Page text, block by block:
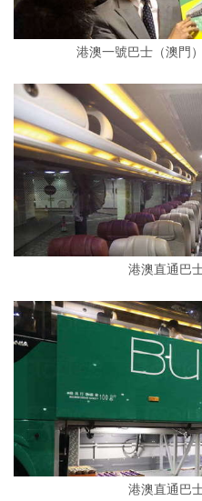
港澳一號巴士（澳門
港澳直通巴
港澳直通巴